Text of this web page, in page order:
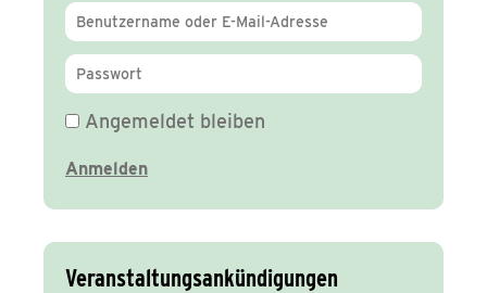
Angemeldet bleiben
Veranstaltungsankündigungen